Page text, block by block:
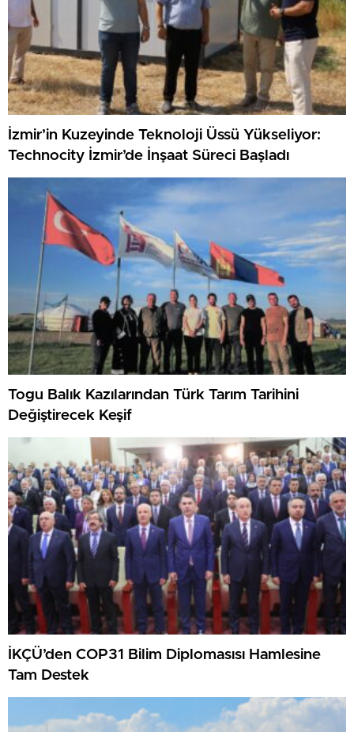
İzmir’in Kuzeyinde Teknoloji Üssü Yükseliyor:
Technocity İzmir’de İnşaat Süreci Başladı
Togu Balık Kazılarından Türk Tarım Tarihini
Değiştirecek Keşif
İKÇÜ’den COP31 Bilim Diplomasısı Hamlesine
Tam Destek